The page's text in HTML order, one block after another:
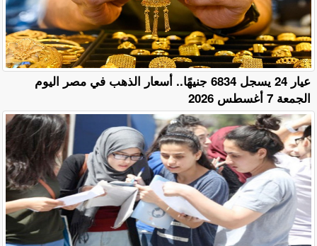
عيار 24 يسجل 6834 جنيهًا.. أسعار الذهب في مصر اليوم
الجمعة 7 أغسطس 2026